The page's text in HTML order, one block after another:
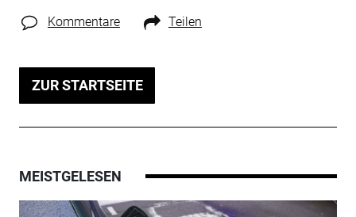
Kommentare Teilen
ZUR STARTSEITE
MEISTGELESEN